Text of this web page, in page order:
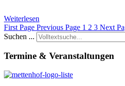
Weiterlesen
First Page Previous Page 1 2 3 Next
Suchen ...
Termine & Veranstaltungen